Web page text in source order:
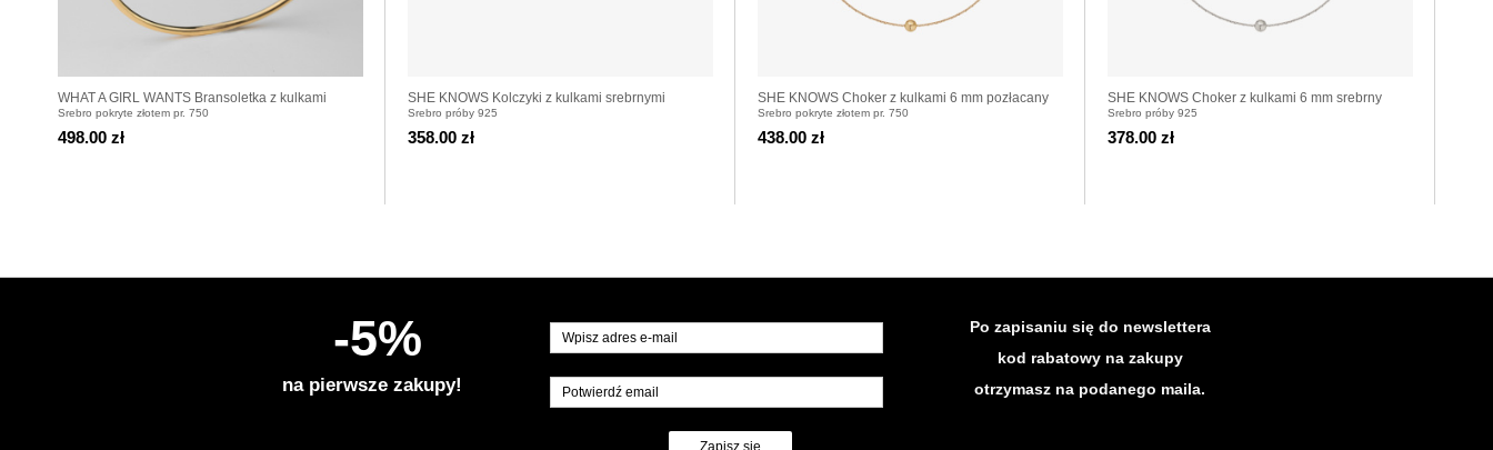
WHAT A GIRL WANTS Bransoletka z kulkami
pozłacanymi
Srebro pokryte złotem pr. 750
498.00 zł
SHE KNOWS Kolczyki z kulkami srebrnymi
Srebro próby 925
358.00 zł
SHE KNOWS Choker z kulkami 6 mm pozłacany
Srebro pokryte złotem pr. 750
438.00 zł
SHE KNOWS Choker z kulkami 6 mm srebrny
Srebro próby 925
378.00 zł
-5%
na pierwsze zakupy!
Po zapisaniu się do newslettera
kod rabatowy na zakupy
otrzymasz na podanego maila.